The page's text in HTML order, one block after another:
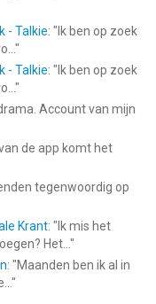
- Talkie: " Ik ben op zoek
"
- Talkie: " Ik ben op zoek
"
Account van mijn
de app komt het
tegenwoordig op
Krant: " Ik mis het
Het... "
: "Maanden ben ik al in
"